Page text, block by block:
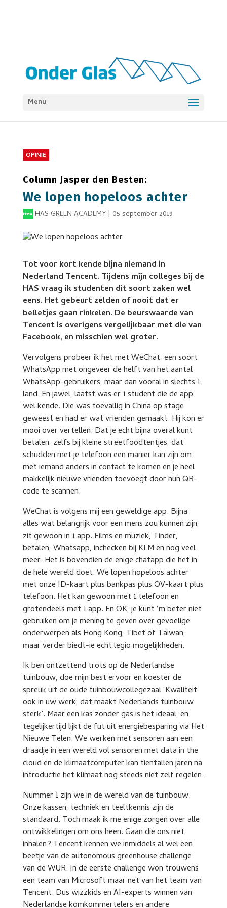
Menu
OPINIE
Column Jasper den Besten:
We lopen hopeloos achter
HAS GREEN ACADEMY| 05 september 2019
Tot voor kort kende bijna niemand in
Nederland Tencent. Tijdens mijn colleges bij de
HAS vraag ik studenten dit soort zaken wel
eens. Het gebeurt zelden of nooit dat er
belletjes gaan rinkelen. De beurswaarde van
Tencent is overigens vergelijkbaar met die van
Facebook, en misschien wel groter.
Vervolgens probeer ik het met WeChat, een soort
WhatsApp met ongeveer de helft van het aantal
WhatsApp-gebruikers, maar dan vooral in slechts 1
land. En jawel, laatst was er 1 student die de app
wel kende. Die was toevallig in China op stage
geweest en had er wat vrienden gemaakt. Hij kon er
mooi over vertellen. Dat je echt bijna overal kunt
betalen, zelfs bij kleine streetfoodtentjes, dat
schudden met je telefoon een manier kan zijn om
met iemand anders in contact te komen en je heel
makkelijk nieuwe vrienden toevoegt door hun QR-
code te scannen.
WeChat is volgens mij een geweldige app. Bijna
alles wat belangrijk voor een mens zou kunnen zijn,
zit gewoon in 1 app. Films en muziek, Tinder,
betalen, Whatsapp, inchecken bij KLM en nog veel
meer. Het is bovendien de enige chatapp die het in
de hele wereld doet. We lopen hopeloos achter
met onze ID-kaart plus bankpas plus OV-kaart plus
telefoon. Het kan gewoon met 1 telefoon en
grotendeels met 1 app. En OK, je kunt ‘m beter niet
gebruiken om je mening te geven over gevoelige
onderwerpen als Hong Kong, Tibet of Taiwan,
maar verder biedt-ie echt legio mogelijkheden.
Ik ben ontzettend trots op de Nederlandse
tuinbouw, doe mijn best ervoor en koester de
spreuk uit de oude tuinbouwcollegezaal ‘Kwaliteit
ook in uw werk, dat maakt Nederlands tuinbouw
sterk’. Maar een kas zonder gas is het ideaal, en
tegelijkertijd lijkt de fut uit energiebesparing via Het
Nieuwe Telen. We werken met sensoren aan een
draadje in een wereld vol sensoren met data in the
cloud en de klimaatcomputer kan tientallen jaren na
introductie het klimaat nog steeds niet zelf regelen.
Nummer 1 zijn we in de wereld van de tuinbouw.
Onze kassen, techniek en teeltkennis zijn de
standaard. Toch maak ik me enige zorgen over alle
ontwikkelingen om ons heen. Gaan die ons niet
inhalen? Tencent kennen we inmiddels al wel een
beetje van de autonomous greenhouse challenge
van de WUR. In de eerste challenge won trouwens
een team van Microsoft maar net van het team van
Tencent. Dus wizzkids en AI-experts winnen van